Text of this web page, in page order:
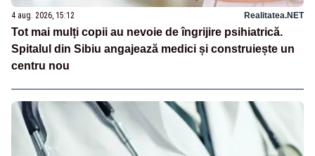
4 aug. 2026, 15:12 Realitatea.NET
Tot mai mulți copii au nevoie de îngrijire psihiatrică.
Spitalul din Sibiu angajează medici și construiește un
centru nou